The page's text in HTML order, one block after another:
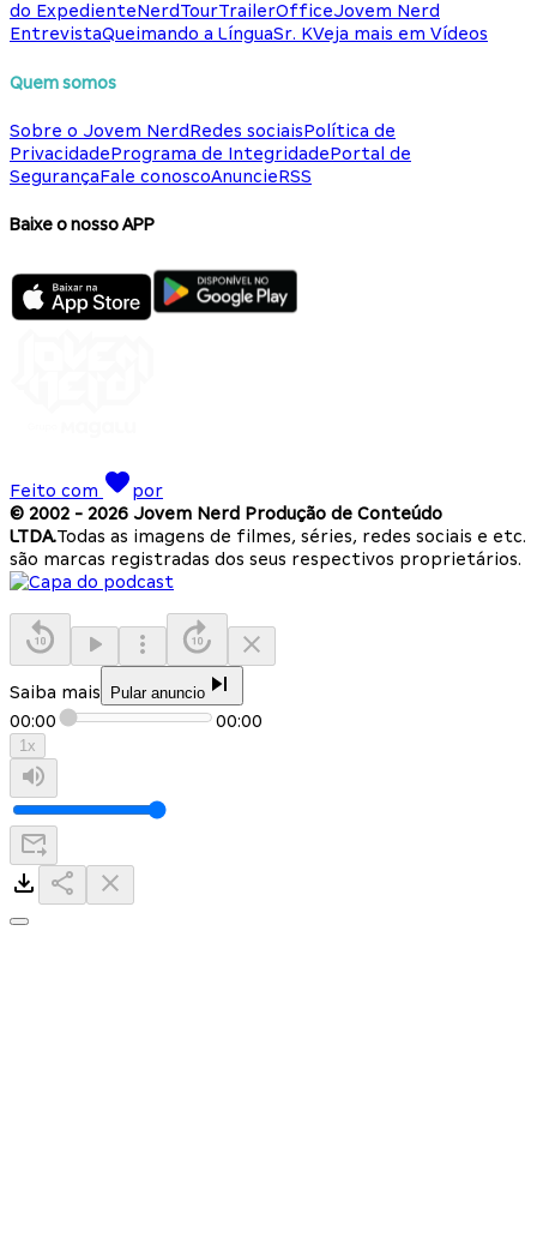
do ExpedienteNerdTourTrailerOfficeJovem Nerd
EntrevistaQueimando a LínguaSr. KVeja mais em Vídeos
Quem somos
Sobre o Jovem NerdRedes sociaisPolítica de
PrivacidadePrograma de IntegridadePortal de
SegurançaFale conoscoAnuncieRSS
Baixe o nosso APP
Feito com
por
© 2002 - 2026 Jovem Nerd Produção de Conteúdo
LTDA.Todas as imagens de filmes, séries, redes sociais e etc.
são marcas registradas dos seus respectivos proprietários.
Saiba mais Pular anuncio
00:00 00:00
1x